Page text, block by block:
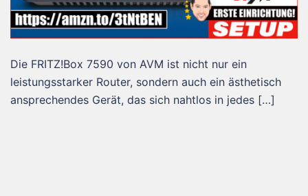
Die FRITZ!Box 7590 von AVM ist nicht nur ein
leistungsstarker Router, sondern auch ein ästhetisch
ansprechendes Gerät, das sich nahtlos in jedes […]